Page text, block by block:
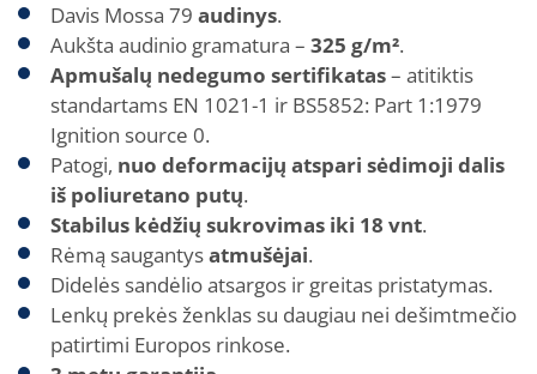
Davis Mossa 79 audinys.
Aukšta audinio gramatura – 325 g/m².
Apmušalų nedegumo sertifikatas– atitiktis
standartams EN 1021-1 ir BS5852: Part 1:1979
Ignition source 0.
Patogi, nuo deformacijų atspari sėdimoji dalis
iš poliuretano putų.
Stabilus kėdžių sukrovimas iki 18 vnt.
Rėmą saugantysatmušėjai.
Didelės sandėlio atsargos ir greitas pristatymas.
Lenkų prekės ženklas su daugiau nei dešimtmečio
patirtimi Europos rinkose.